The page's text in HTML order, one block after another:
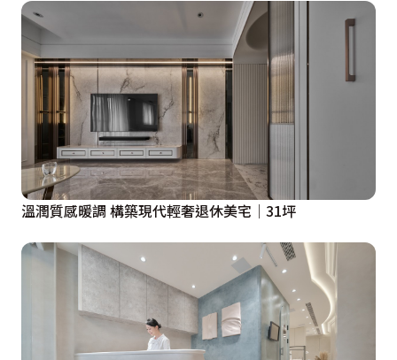
溫潤質感暖調 構築現代輕奢退休美宅│31坪